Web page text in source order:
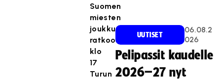
Suomen
miesten
joukkue
ratkoo
klo
17
Turun
UUTISET
06.08.2
026
Pelipassit kaudelle
2026–27 nyt